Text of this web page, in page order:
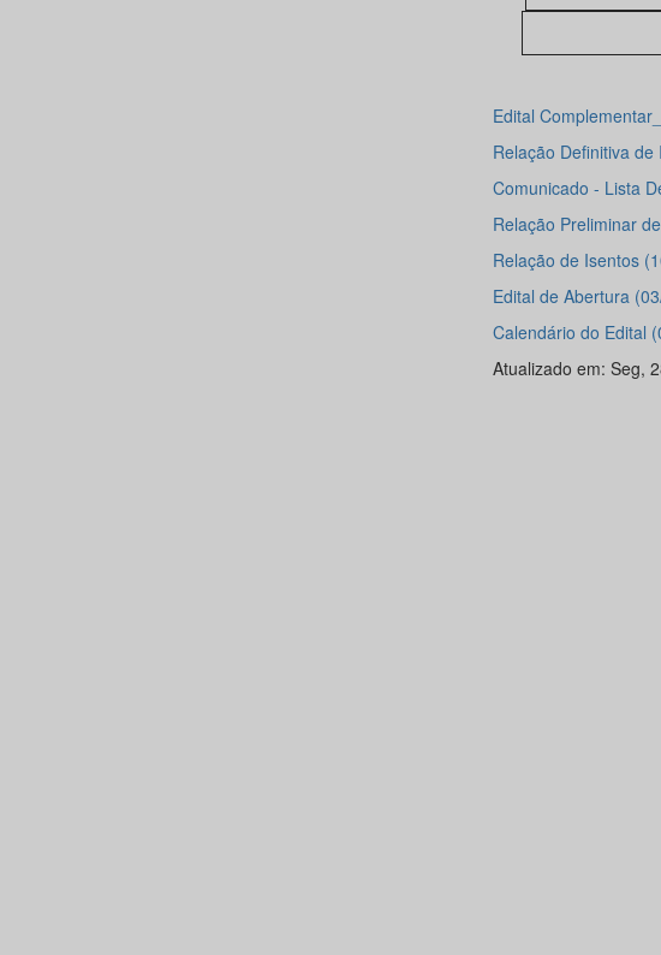
Edital
Relação Definitiva
Comunicado - Lista
Relação Preliminar
Relação de Isentos
Edital de Abertura
Calendário do Edital
Atualizado em: Seg,